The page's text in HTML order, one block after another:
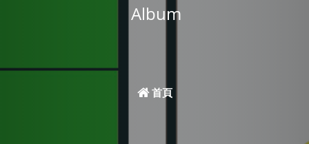
Album
首頁